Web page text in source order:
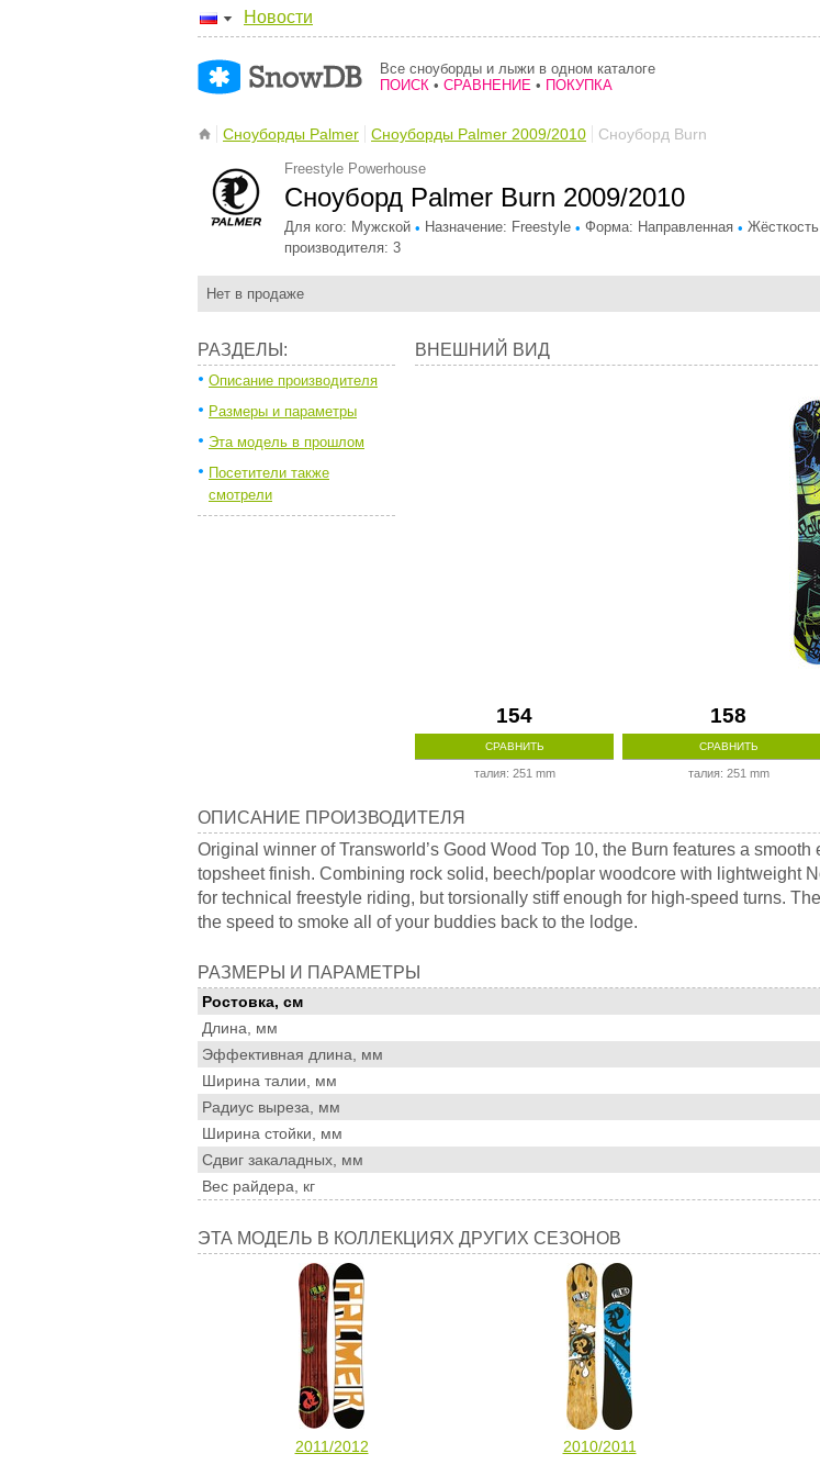
Новости
Все сноуборды и лыжи в одном каталоге
ПОИСК • СРАВНЕНИЕ • ПОКУПКА
Сноуборды Palmer Сноуборды Palmer 2009/2010 Сноуборд Burn
Freestyle Powerhouse
Сноуборд Palmer Burn 2009/2010
Для кого: Мужской • Назначение: Freestyle • Форма: Направленная •
производителя: 3
Нет в продаже
РАЗДЕЛЫ:
Описание производителя
Размеры и параметры
Эта модель в прошлом
Посетители также
смотрели
ВНЕШНИЙ ВИД
154
СРАВНИТЬ
талия: 251 mm
158
СРАВНИТЬ
талия: 251 mm
Описание
производителя
ОПИСАНИЕ ПРОИЗВОДИТЕЛЯ
Original winner of Transworld’s Good Wood Top 10, the Burn features a
topsheet finish. Combining rock solid, beech/poplar woodcore with lightweight
for technical freestyle riding, but torsionally stiff enough for high-speed turns.
the speed to smoke all of your buddies back to the lodge.
Размеры
и
параметры
РАЗМЕРЫ И ПАРАМЕТРЫ
Ростовка, см
Длина, мм
Эффективная длина, мм
Ширина талии, мм
Радиус выреза, мм
Ширина стойки, мм
Сдвиг закаладных, мм
Вес райдера, кг
Эта
модель
ЭТА МОДЕЛЬ В КОЛЛЕКЦИЯХ ДРУГИХ СЕЗОНОВ
2011/2012 2010/2011